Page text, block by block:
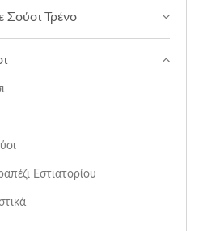
Τρένο
Εστιατορίου